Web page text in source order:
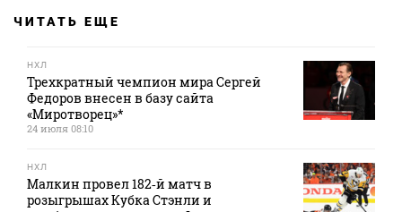
ЧИТАТЬ ЕЩЕ
НХЛ
Трехкратный чемпион мира Сергей
Федоров внесен в базу сайта
«Миротворец»*
24 июля 08:10
НХЛ
Малкин провел 182‑й матч в
розыгрышах Кубка Стэнли и